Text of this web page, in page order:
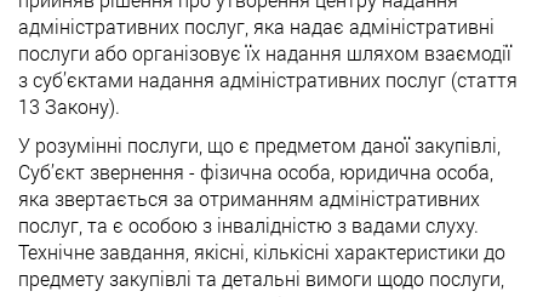
адміністративних послуг, яка надає адміністративні
послуги або організовує їх надання шляхом взаємодії
з суб’єктами надання адміністративних послуг (стаття
13 Закону).
У розумінні послуги, що є предметом даної закупівлі,
Суб’єкт звернення - фізична особа, юридична особа,
яка звертається за отриманням адміністративних
послуг, та є особою з інвалідністю з вадами слуху.
Технічне завдання, якісні, кількісні характеристики до
предмету закупівлі та детальні вимоги щодо послуги,